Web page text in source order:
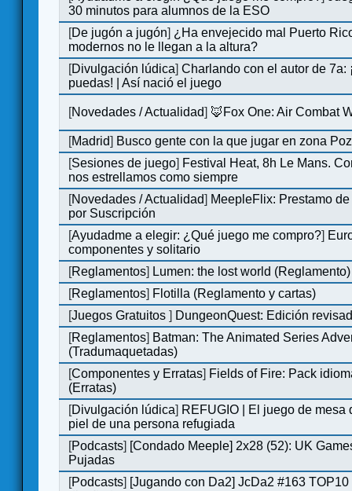
30 minutos para alumnos de la ESO
[De jugón a jugón] ¿Ha envejecido mal Puerto
modernos no le llegan a la altura?
[Divulgación lúdica]Charlando con el autor de 7a:
puedas! | Así nació el juego
[Novedades / Actualidad] 🦊Fox One: Air Combat
[Madrid] Busco gente con la que jugar en zona
[Sesiones de juego] Festival Heat, 8h Le Mans.
nos estrellamos como siempre
[Novedades / Actualidad] MeepleFlix: Prestamo
por Suscripción
[Ayudadme a elegir: ¿Qué juego me compro?]
componentes y solitario
[Reglamentos] Lumen: the lost world (Reglamento)
[Reglamentos] Flotilla (Reglamento y cartas)
[Juegos Gratuitos] DungeonQuest: Edición
[Reglamentos] Batman: The Animated Series
(Tradumaquetadas)
[Componentes y Erratas] Fields of Fire: Pack
(Erratas)
[Divulgación lúdica] REFUGIO | El juego de mesa
piel de una persona refugiada
[Podcasts] [Condado Meeple] 2x28 (52): UK
Pujadas
[Podcasts] [Jugando con Da2] JcDa2 #163